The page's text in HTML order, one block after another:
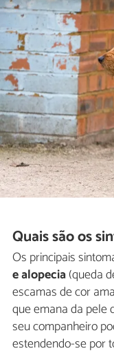
Quais são os
Os principais
e alopecia(queda
escamas de cor
que emana da pele
seu companheiro
estendendo-se por